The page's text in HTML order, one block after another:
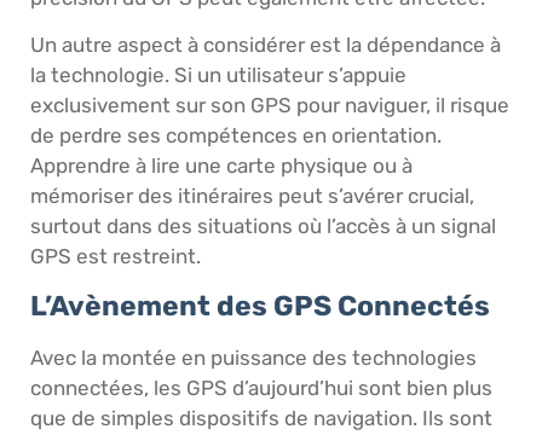
Un autre aspect à considérer est la dépendance à
la technologie. Si un utilisateur s’appuie
exclusivement sur son GPS pour naviguer, il risque
de perdre ses compétences en orientation.
Apprendre à lire une carte physique ou à
mémoriser des itinéraires peut s’avérer crucial,
surtout dans des situations où l’accès à un signal
GPS est restreint.
L’Avènement des GPS Connectés
Avec la montée en puissance des technologies
connectées, les GPS d’aujourd’hui sont bien plus
que de simples dispositifs de navigation. Ils sont